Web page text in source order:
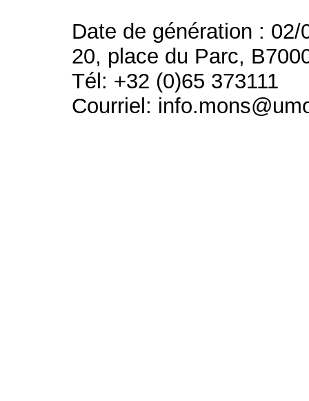
Date de génération : 02/
20, place du Parc,
Tél: +32 (0)65 373111
Courriel: